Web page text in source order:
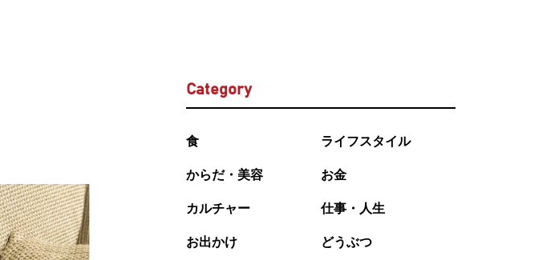
Category
食 ライフスタイル
からだ・美容 お金
カルチャー 仕事・人生
お出かけ どうぶつ